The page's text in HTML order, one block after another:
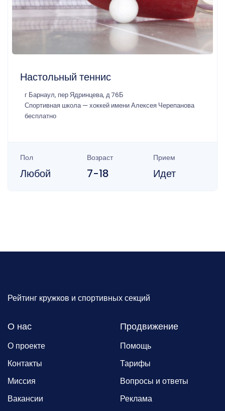
Настольный теннис
г Барнаул, пер Ядринцева, д 76Б
Спортивная школа — хоккей имени Алексея Черепанова
бесплатно
Пол
Любой
Возраст
7-18
Прием
Идет
Рейтинг кружков и спортивных секций
О нас
О проекте
Контакты
Миссия
Вакансии
Продвижение
Помощь
Тарифы
Вопросы и ответы
Реклама